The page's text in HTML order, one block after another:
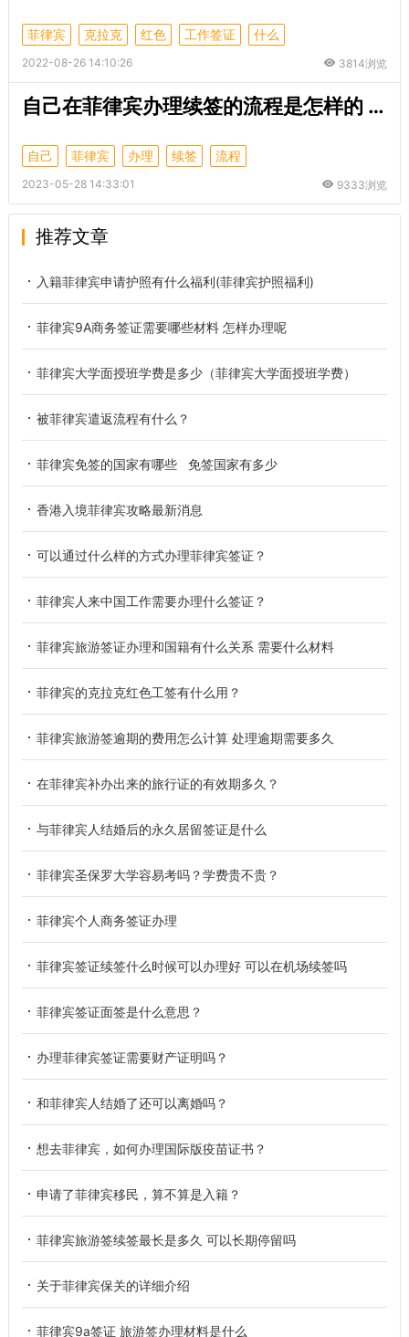
菲律宾 克拉克 红色 工作签证 什么
2022-08-26 14:10:26 3814浏览
自己在菲律宾办理续签的流程是怎样的 怎么办理续签会更快
自己 菲律宾 办理 续签 流程
2023-05-28 14:33:01 9333浏览
推荐文章
入籍菲律宾申请护照有什么福利(菲律宾护照福利)
菲律宾9A商务签证需要哪些材料 怎样办理呢
菲律宾大学面授班学费是多少（菲律宾大学面授班学费）
被菲律宾遣返流程有什么？
菲律宾免签的国家有哪些 免签国家有多少
香港入境菲律宾攻略最新消息
可以通过什么样的方式办理菲律宾签证？
菲律宾人来中国工作需要办理什么签证？
菲律宾旅游签证办理和国籍有什么关系 需要什么材料
菲律宾的克拉克红色工签有什么用？
菲律宾旅游签逾期的费用怎么计算 处理逾期需要多久
在菲律宾补办出来的旅行证的有效期多久？
与菲律宾人结婚后的永久居留签证是什么
菲律宾圣保罗大学容易考吗？学费贵不贵？
菲律宾个人商务签证办理
菲律宾签证续签什么时候可以办理好 可以在机场续签吗
菲律宾签证面签是什么意思？
办理菲律宾签证需要财产证明吗？
和菲律宾人结婚了还可以离婚吗？
想去菲律宾，如何办理国际版疫苗证书？
申请了菲律宾移民，算不算是入籍？
菲律宾旅游签续签最长是多久 可以长期停留吗
关于菲律宾保关的详细介绍
菲律宾9a签证 旅游签办理材料是什么